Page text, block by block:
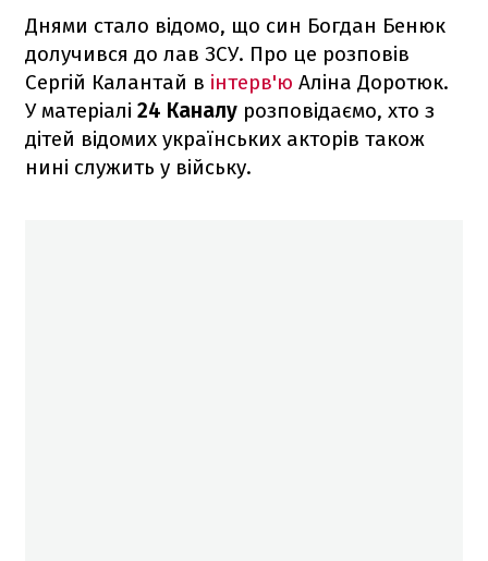
Днями стало відомо, що син Богдан Бенюк
долучився до лав ЗСУ. Про це розповів
Сергій Калантай в інтерв'ю Аліна Доротюк.
У матеріалі 24 Каналу розповідаємо, хто з
дітей відомих українських акторів також
нині служить у війську.